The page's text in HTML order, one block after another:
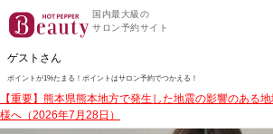
国内最大級の
サロン予約サイト
ゲストさん
ポイントが1%たまる！ ポイントはサロン予約でつかえる！
【重要】熊本県熊本地方で発生した地震の影響のある
様へ（2026年7月28日）